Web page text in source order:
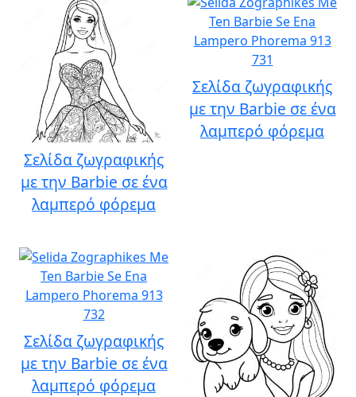
Σελίδα ζωγραφικής
με την Barbie σε ένα
λαμπερό φόρεμα
Σελίδα ζωγραφικής
με την Barbie σε ένα
λαμπερό φόρεμα
Σελίδα ζωγραφικής
με την Barbie σε ένα
λαμπερό φόρεμα